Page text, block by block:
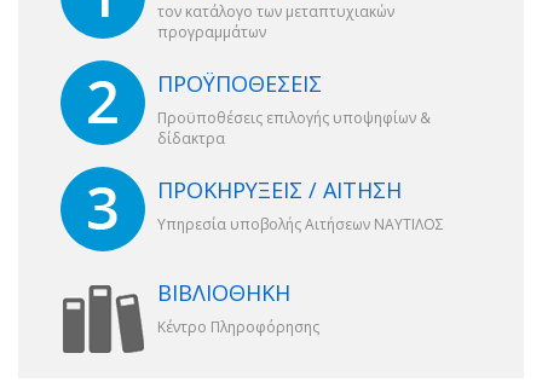
τον κατάλογο των μεταπτυχιακών
προγραμμάτων
ΠΡΟΫΠΟΘΕΣΕΙΣ
Προϋποθέσεις επιλογής υποψηφίων &
δίδακτρα
ΠΡΟΚΗΡΥΞΕΙΣ / ΑΙΤΗΣΗ
Υπηρεσία υποβολής Αιτήσεων ΝΑΥΤΙΛΟΣ
ΒΙΒΛΙΟΘΗΚΗ
Κέντρο Πληροφόρησης